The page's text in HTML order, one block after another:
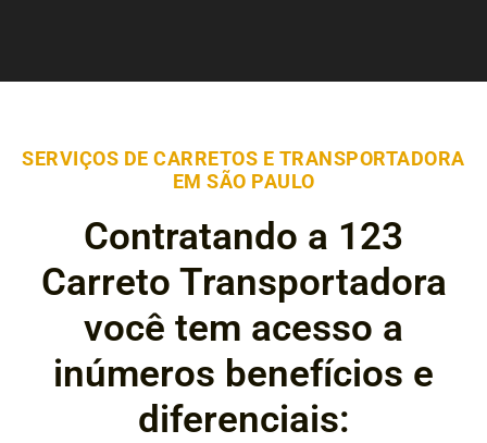
SERVIÇOS DE CARRETOS E TRANSPORTADORA
EM SÃO PAULO
Contratando a 123
Carreto Transportadora
você tem acesso a
inúmeros benefícios e
diferenciais: